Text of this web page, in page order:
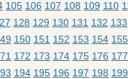
105 106 107 108 109 110
128 129 130 131 132 133
150 151 152 153 154 155
172 173 174 175 176 177
194 195 196 197 198 199